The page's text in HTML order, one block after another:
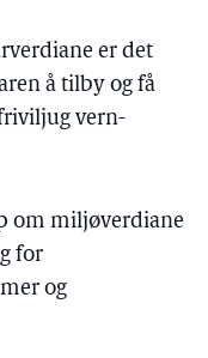
er det
å tilby og få
vern-
om miljøverdiane
for
og